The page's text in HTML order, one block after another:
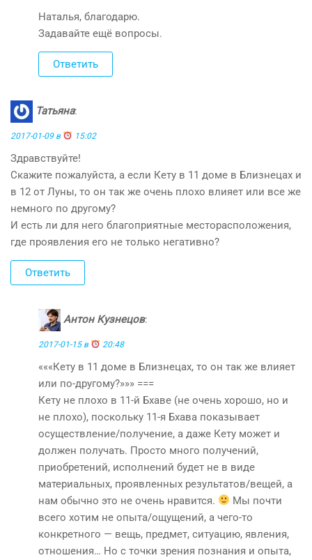
Наталья, благодарю.
Задавайте ещё вопросы.
Ответить
Татьяна:
2017-01-09 в 15:02
Здравствуйте!
Скажите пожалуйста, а если Кету в 11 доме в Близнецах и
в 12 от Луны, то он так же очень плохо влияет или все же
немного по другому?
И есть ли для него благоприятные месторасположения,
где проявления его не только негативно?
Ответить
Антон Кузнецов:
2017-01-15 в 20:48
«««Кету в 11 доме в Близнецах, то он так же влияет
или по-другому?»»» ===
Кету не плохо в 11-й Бхаве (не очень хорошо, но и
не плохо), поскольку 11-я Бхава показывает
осуществление/получение, а даже Кету может и
должен получать. Просто много получений,
приобретений, исполнений будет не в виде
материальных, проявленных результатов/вещей, а
нам обычно это не очень нравится.
Мы почти
всего хотим не опыта/ощущений, а чего-то
конкретного — вещь, предмет, ситуацию, явления,
отношения… Но с точки зрения познания и опыта,